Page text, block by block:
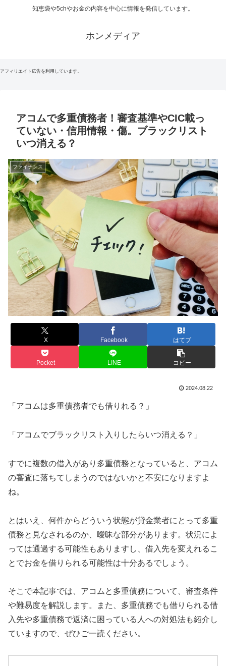
知恵袋や5chやお金の内容を中心に情報を発信しています。
ホンメディア
アフィリエイト広告を利用しています。
アコムで多重債務者！審査基準やCIC載っ
ていない・信用情報・傷。ブラックリスト
いつ消える？
ファイナンス
X Facebook はてブ
Pocket LINE コピー
2024.08.22
「アコムは多重債務者でも借りれる？」
「アコムでブラックリスト入りしたらいつ消える？」
すでに複数の借入があり多重債務となっていると、アコム
の審査に落ちてしまうのではないかと不安になりますよ
ね。
とはいえ、何件からどういう状態が貸金業者にとって多重
債務と見なされるのか、曖昧な部分があります。状況によ
っては通過する可能性もありますし、借入先を変えれるこ
とでお金を借りられる可能性は十分あるでしょう。
そこで本記事では、アコムと多重債務について、審査条件
や難易度を解説します。また、多重債務でも借りられる借
入先や多重債務で返済に困っている人への対処法も紹介し
ていますので、ぜひご一読ください。